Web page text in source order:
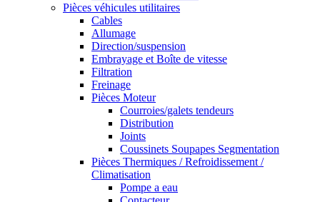
Pièces véhicules utilitaires
Cables
Allumage
Direction/suspension
Embrayage et Boîte de vitesse
Filtration
Freinage
Pièces Moteur
Courroies/galets tendeurs
Distribution
Joints
Coussinets Soupapes Segmentation
Pièces Thermiques / Refroidissement /
Climatisation
Pompe a eau